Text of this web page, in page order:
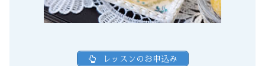
レッスンのお申込み